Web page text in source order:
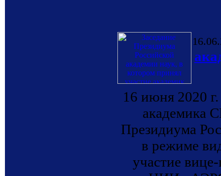
16 июня 2020
академика
Президиума
в режиме
участие